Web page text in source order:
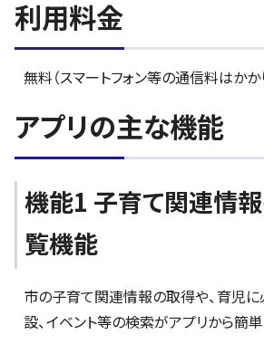
利用料金
無料（スマートフォン等の通信料はかか
アプリの主な機能
機能1 子育て関連情報
覧機能
市の子育て関連情報の取得や、育児に
設、イベント等の検索がアプリから簡単